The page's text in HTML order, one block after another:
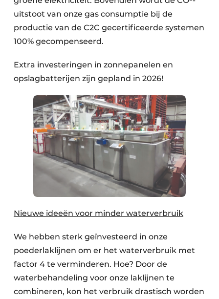
uitstoot van onze gas consumptie bij de
productie van de C2C gecertificeerde systemen
100% gecompenseerd.
Extra investeringen in zonnepanelen en
opslagbatterijen zijn gepland in 2026!
Nieuwe ideeën voor minder waterverbruik
We hebben sterk geïnvesteerd in onze
poederlaklijnen om er het waterverbruik met
factor 4 te verminderen. Hoe? Door de
waterbehandeling voor onze laklijnen te
combineren, kon het verbruik drastisch worden